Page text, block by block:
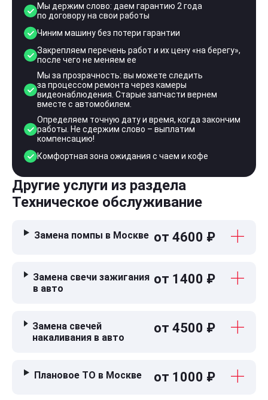
Мы держим слово: даем гарантию 2 года
по договору на свои работы
Чиним машину без потери гарантии
Закрепляем перечень работ и их цену «на берегу»,
после чего не меняем ее
Мы за прозрачность: вы можете следить
за процессом ремонта через камеры
видеонаблюдения. Старые запчасти вернем
вместе с автомобилем.
Определяем точную дату и время, когда закончим
работы. Не сдержим слово – выплатим
компенсацию!
Комфортная зона ожидания с чаем и кофе
Другие услуги из раздела
Техническое обслуживание
Замена помпы в Москве от 4600 ₽
Замена свечи зажигания
в авто
от 1400 ₽
Замена свечей
накаливания в авто
от 4500 ₽
Плановое ТО в Москве от 1000 ₽